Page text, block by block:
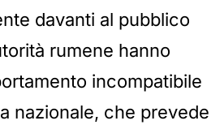
davanti al pubblico
rumene hanno
incompatibile
nazionale, che prevede